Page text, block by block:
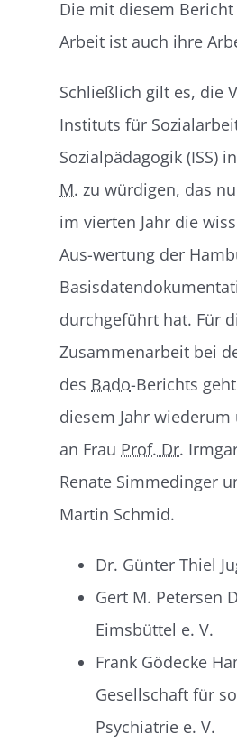
Die mit diesem
Arbeit ist auch ihre
Schließlich gilt es, die
Instituts für
Sozialpädagogik (ISS)
M. zu würdigen, das
im vierten Jahr die
Aus-wertung der
durchgeführt hat. Für
Zusammenarbeit bei
des Bado-Berichts
diesem Jahr wiederum
an Frau Prof. Dr.
Renate Simmedinger
Martin Schmid.
Dr. Günter Thiel
Gert M. Petersen
Eimsbüttel e. V.
Frank Gödecke
Gesellschaft für
Psychiatrie e. V.